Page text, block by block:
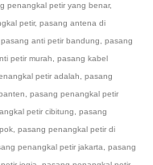
penangkal petir yang benar,
petir, pasang antena di
pasang anti petir bandung
pasang
petir murah
pasang kabel
petir adalah
pasang
pasang penangkal petir
petir cibitung
pasang
pasang penangkal petir di
penangkal petir jakarta
pasang